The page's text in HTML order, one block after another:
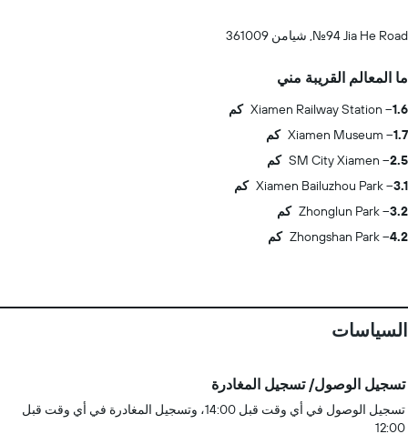
No.94 Jia He Road, شيامن 361009
ما المعالم القريبة مني
Xiamen Railway Station
1.6 كم
Xiamen Museum
1.7 كم
SM City Xiamen
2.5 كم
Xiamen Bailuzhou Park
3.1 كم
Zhonglun Park
3.2 كم
Zhongshan Park
4.2 كم
السياسات
تسجيل الوصول/ تسجيل المغادرة
تسجيل الوصول في أي وقت قبل 14:00، وتسجيل المغادرة في أي وقت قبل
12:00